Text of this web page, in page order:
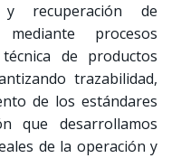
recuperación de
procesos
de productos
trazabilidad,
de los estándares
que desarrollamos
de la operación y